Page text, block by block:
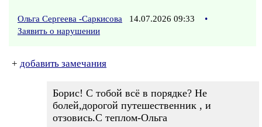
Ольга Сергеева -Саркисова 14.07.2026 09:33
•
Заявить о нарушении
+ добавить замечания
Борис! С тобой всё в порядке? Не
болей,дорогой путешественник , и
отзовись.С теплом-Ольга